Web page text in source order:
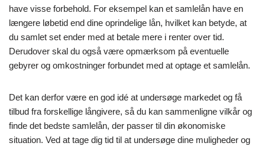
have visse forbehold. For eksempel kan et samlelån have en
længere løbetid end dine oprindelige lån, hvilket kan betyde, at
du samlet set ender med at betale mere i renter over tid.
Derudover skal du også være opmærksom på eventuelle
gebyrer og omkostninger forbundet med at optage et samlelån.
Det kan derfor være en god idé at undersøge markedet og få
tilbud fra forskellige långivere, så du kan sammenligne vilkår og
finde det bedste samlelån, der passer til din økonomiske
situation. Ved at tage dig tid til at undersøge dine muligheder og